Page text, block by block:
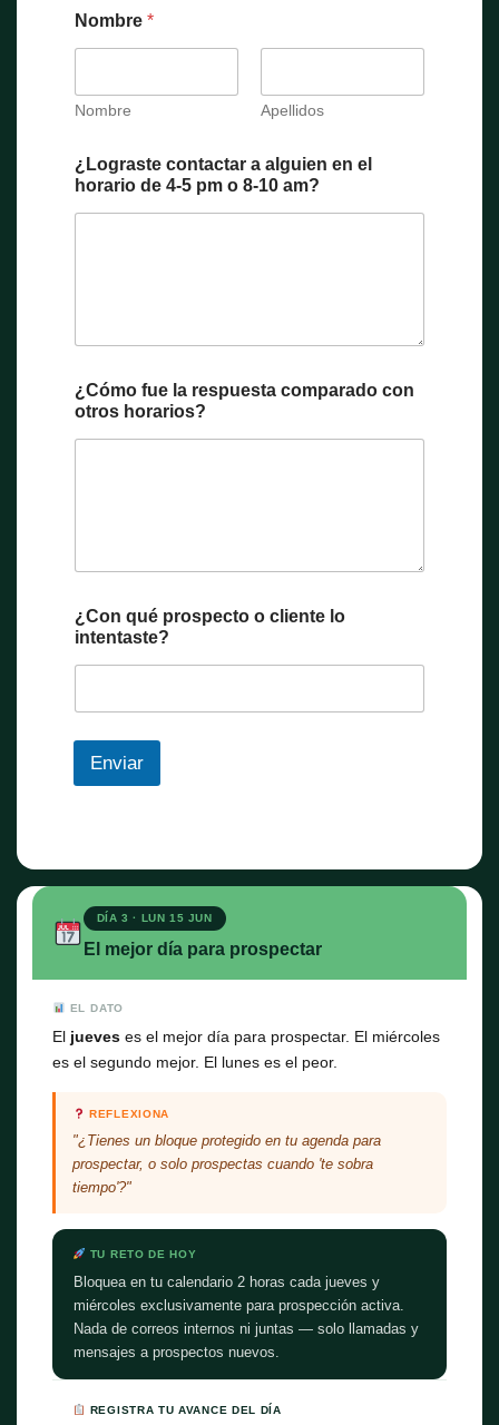
Nombre *
Nombre Apellidos
¿Lograste contactar a alguien en el
horario de 4-5 pm o 8-10 am?
¿Cómo fue la respuesta comparado con
otros horarios?
¿Con qué prospecto o cliente lo
intentaste?
Enviar
DÍA 3 · LUN 15 JUN
El mejor día para prospectar
EL DATO
El jueves es el mejor día para prospectar. El miércoles
es el segundo mejor. El lunes es el peor.
REFLEXIONA
"¿Tienes un bloque protegido en tu agenda para
prospectar, o solo prospectas cuando 'te sobra
tiempo'?"
TU RETO DE HOY
Bloquea en tu calendario 2 horas cada jueves y
miércoles exclusivamente para prospección activa.
Nada de correos internos ni juntas — solo llamadas y
mensajes a prospectos nuevos.
REGISTRA TU AVANCE DEL DÍA